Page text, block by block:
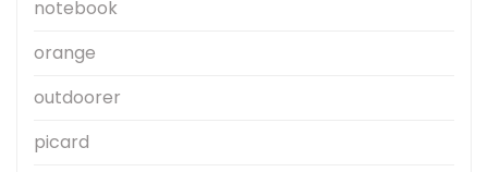
notebook
orange
outdoorer
picard